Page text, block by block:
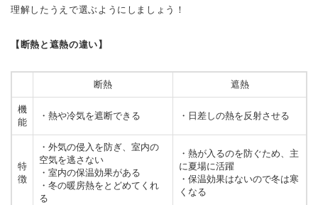
理解したうえで選ぶようにしましょう！
【断熱と遮熱の違い】
断熱 遮熱
機
能
・熱や冷気を遮断できる ・日差しの熱を反射させる
特
徴
・外気の侵入を防ぎ、室内の
空気を逃さない
・室内の保温効果がある
・冬の暖房熱をとどめてくれ
る
・熱が入るのを防ぐため、主
に夏場に活躍
・保温効果はないので冬は寒
くなる